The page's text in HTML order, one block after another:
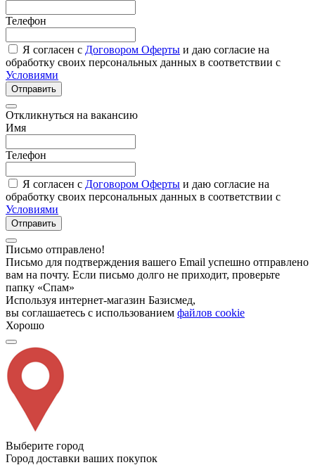
Телефон
Я согласен с Договором Оферты и даю согласие на
обработку своих персональных данных в соответствии с
Условиями
Отправить
Откликнуться на вакансию
Имя
Телефон
Я согласен с Договором Оферты и даю согласие на
обработку своих персональных данных в соответствии с
Условиями
Отправить
Письмо отправлено!
Письмо для подтверждения вашего Email успешно отправлено
вам на почту. Если письмо долго не приходит, проверьте
папку «Спам»
Используя интернет-магазин Базисмед,
вы соглашаетесь с использованием файлов cookie
Хорошо
Выберите город
Город доставки ваших покупок